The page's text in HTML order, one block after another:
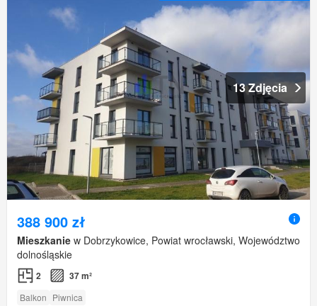
13 Zdjęcia
388 900 zł
Mieszkanie w Dobrzykowice, Powiat wrocławski, Województwo
dolnośląskie
2 37 m²
Balkon Piwnica